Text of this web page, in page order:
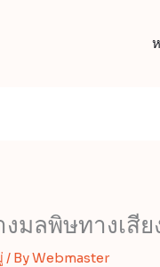
งมลพิษทางเสี
/ ByWebmaster